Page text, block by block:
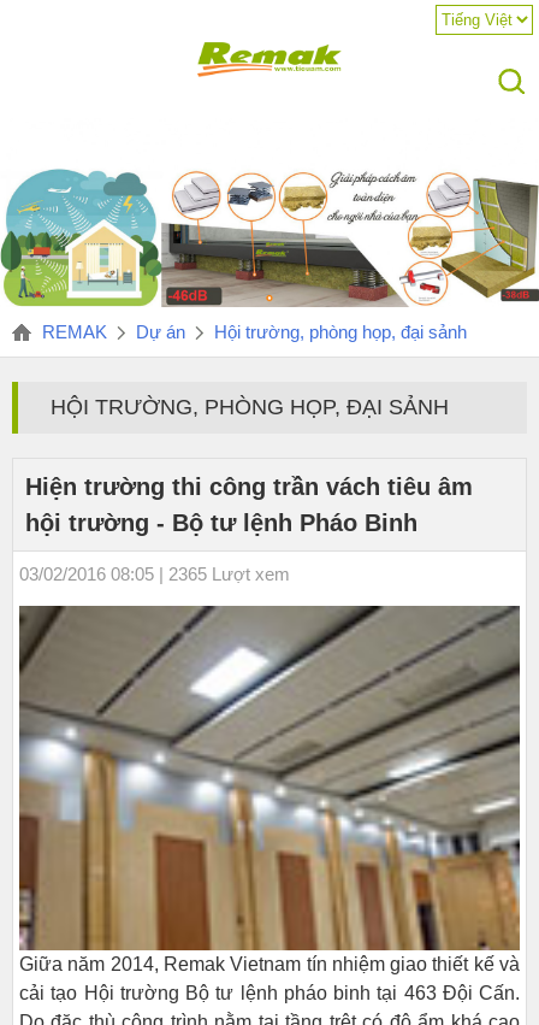
REMAK Dự án Hội trường, phòng họp, đại sảnh
HỘI TRƯỜNG, PHÒNG HỌP, ĐẠI SẢNH
Hiện trường thi công trần vách tiêu âm
hội trường - Bộ tư lệnh Pháo Binh
03/02/2016 08:05 | 2365 Lượt xem
Giữa năm 2014, Remak Vietnam tín nhiệm giao thiết kế và
cải tạo Hội trường Bộ tư lệnh pháo binh tại 463 Đội Cấn.